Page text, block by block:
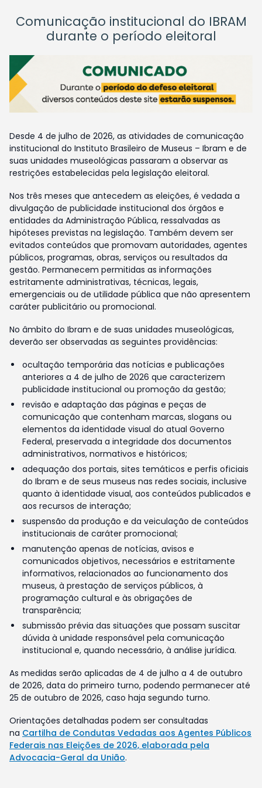
Comunicação institucional do IBRAM
durante o período eleitoral
Desde 4 de julho de 2026, as atividades de comunicação
institucional do Instituto Brasileiro de Museus – Ibram e de
suas unidades museológicas passaram a observar as
restrições estabelecidas pela legislação eleitoral.
Nos três meses que antecedem as eleições, é vedada a
divulgação de publicidade institucional dos órgãos e
entidades da Administração Pública, ressalvadas as
hipóteses previstas na legislação. Também devem ser
evitados conteúdos que promovam autoridades, agentes
públicos, programas, obras, serviços ou resultados da
gestão. Permanecem permitidas as informações
estritamente administrativas, técnicas, legais,
emergenciais ou de utilidade pública que não apresentem
caráter publicitário ou promocional.
No âmbito do Ibram e de suas unidades museológicas,
deverão ser observadas as seguintes providências:
ocultação temporária das notícias e publicações
anteriores a 4 de julho de 2026 que caracterizem
publicidade institucional ou promoção da gestão;
revisão e adaptação das páginas e peças de
comunicação que contenham marcas, slogans ou
elementos da identidade visual do atual Governo
Federal, preservada a integridade dos documentos
administrativos, normativos e históricos;
adequação dos portais, sites temáticos e perfis oficiais
do Ibram e de seus museus nas redes sociais, inclusive
quanto à identidade visual, aos conteúdos publicados e
aos recursos de interação;
suspensão da produção e da veiculação de conteúdos
institucionais de caráter promocional;
manutenção apenas de notícias, avisos e
comunicados objetivos, necessários e estritamente
informativos, relacionados ao funcionamento dos
museus, à prestação de serviços públicos, à
programação cultural e às obrigações de
transparência;
submissão prévia das situações que possam suscitar
dúvida à unidade responsável pela comunicação
institucional e, quando necessário, à análise jurídica.
As medidas serão aplicadas de 4 de julho a 4 de outubro
de 2026, data do primeiro turno, podendo permanecer até
25 de outubro de 2026, caso haja segundo turno.
Orientações detalhadas podem ser consultadas
na Cartilha de Condutas Vedadas aos Agentes Públicos
Federais nas Eleições de 2026, elaborada pela
Advocacia-Geral da União.